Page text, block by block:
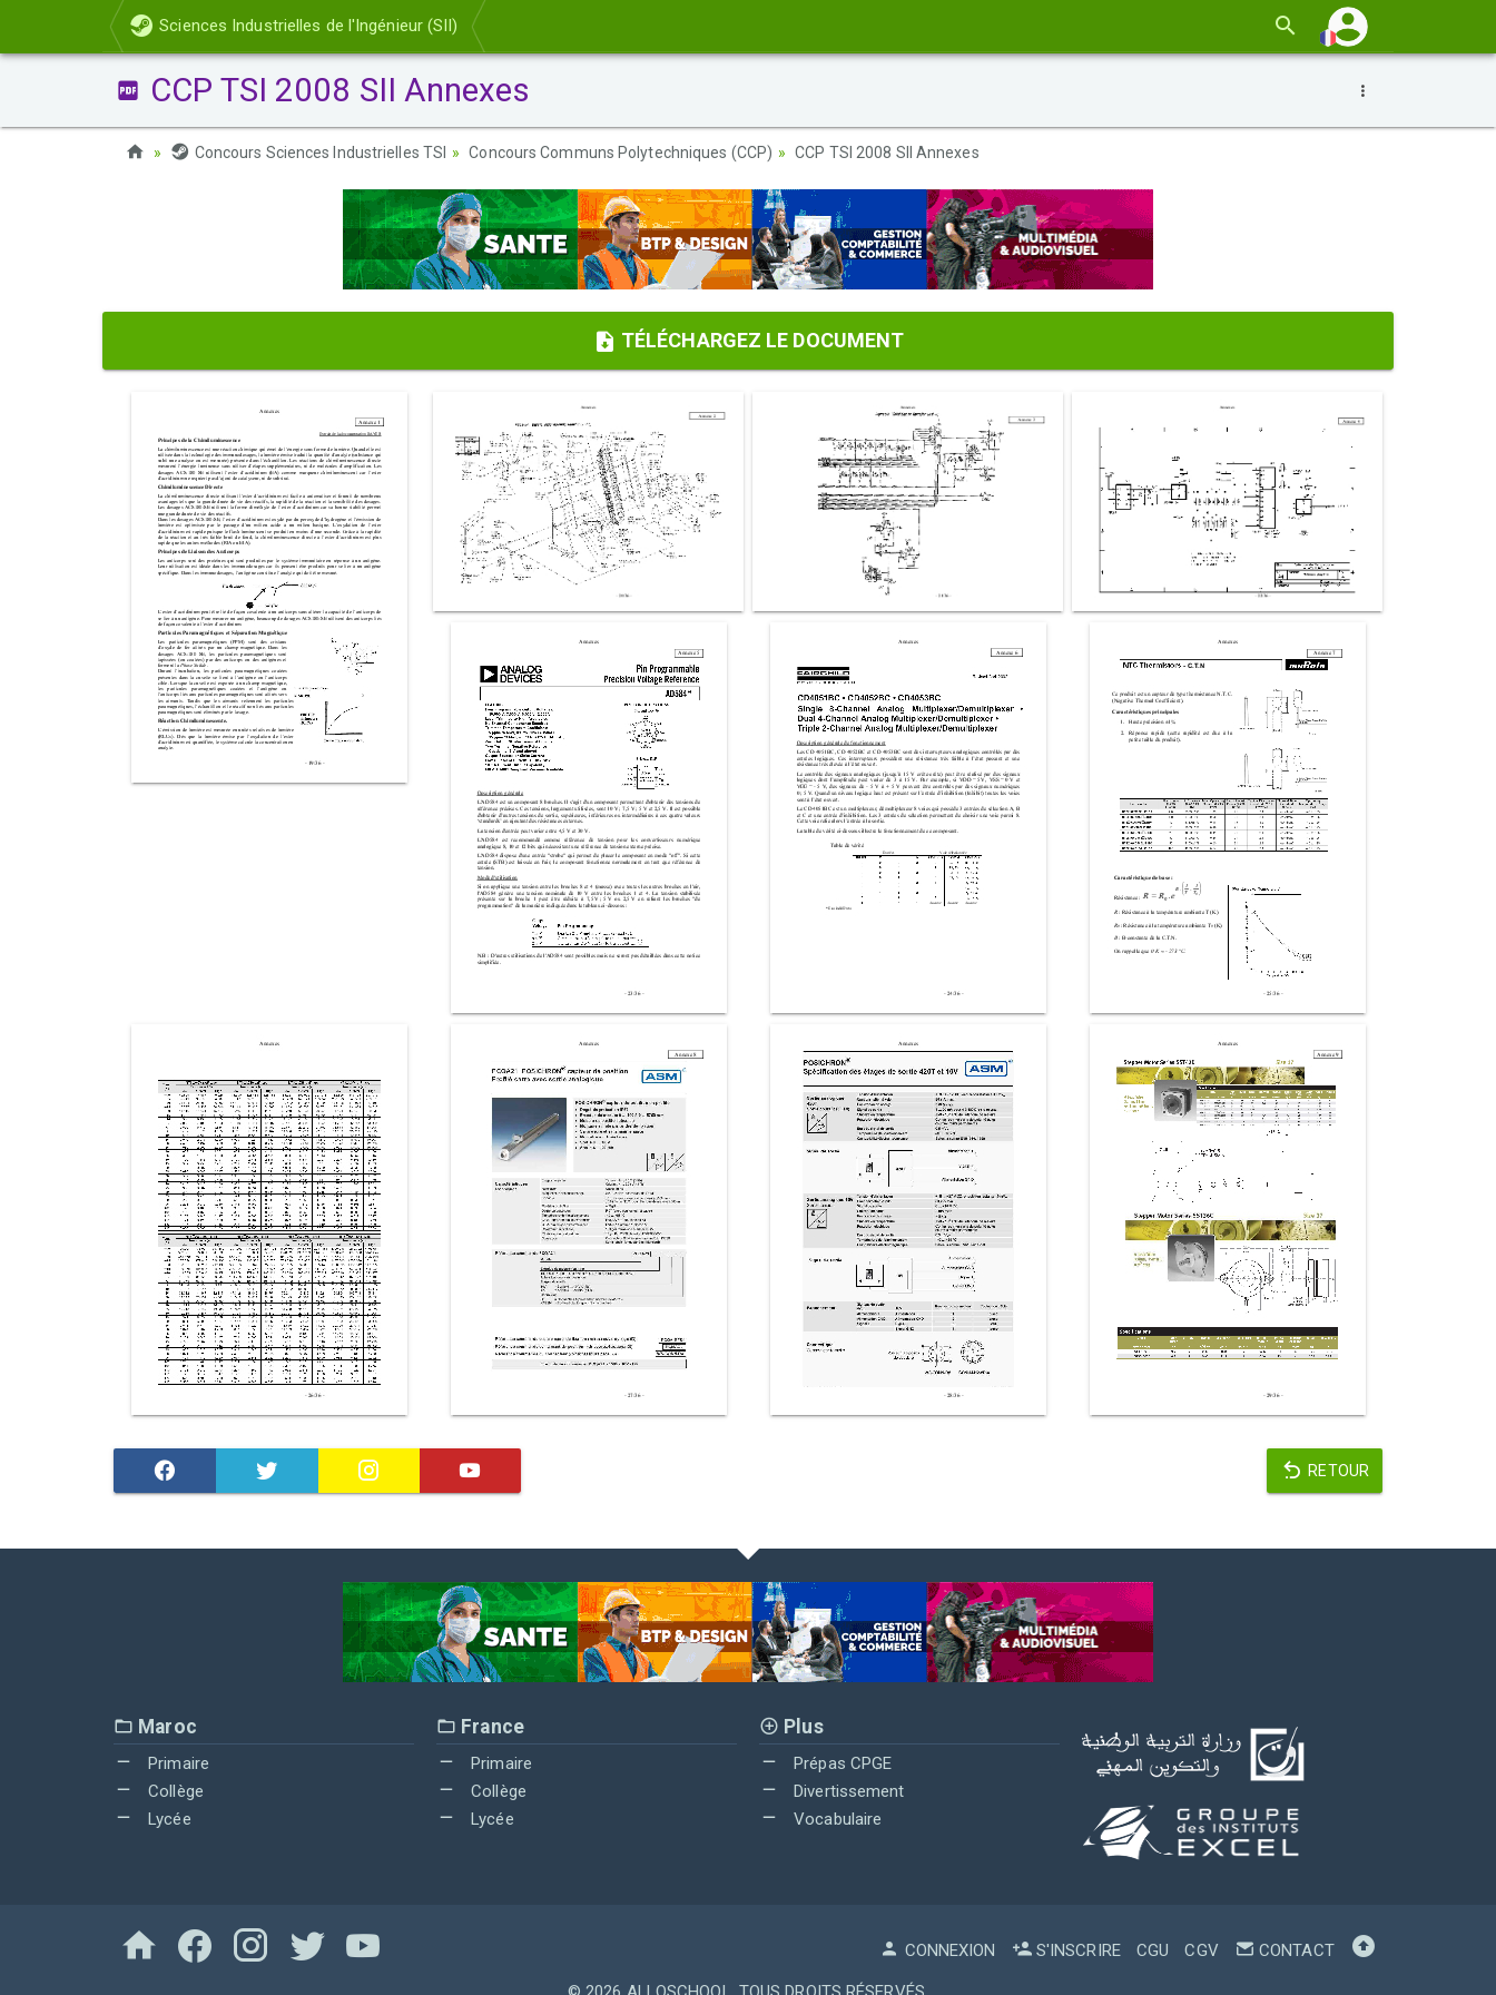
Sciences Industrielles de l'Ingénieur (SII)
CCP TSI 2008 SII Annexes
Concours Sciences Industrielles TSI Concours Communs Polytechniques (CCP) CCP TSI 2008 SII Annexes
TÉLÉCHARGEZ LE DOCUMENT
RETOUR
Maroc
Primaire
Collège
Lycée
France
Primaire
Collège
Lycée
Plus
Prépas CPGE
Divertissement
Vocabulaire
CONNEXION S'INSCRIRE CGU CGV CONTACT